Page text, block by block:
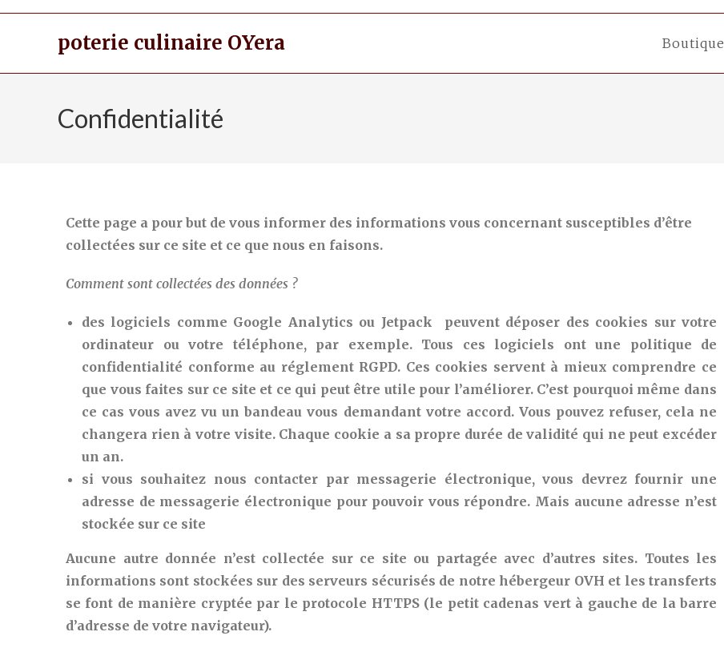
poterie culinaire OYera Boutique
Confidentialité
Cette page a pour but de vous informer des informations vous concernant susceptibles d’être
collectées sur ce site et ce que nous en faisons.
Comment sont collectées des données ?
des logiciels comme Google Analytics ou Jetpack peuvent déposer des cookies sur votre
ordinateur ou votre téléphone, par exemple. Tous ces logiciels ont une politique de
confidentialité conforme au réglement RGPD. Ces cookies servent à mieux comprendre ce
que vous faites sur ce site et ce qui peut être utile pour l’améliorer. C’est pourquoi même dans
ce cas vous avez vu un bandeau vous demandant votre accord. Vous pouvez refuser, cela ne
changera rien à votre visite. Chaque cookie a sa propre durée de validité qui ne peut excéder
un an.
si vous souhaitez nous contacter par messagerie électronique, vous devrez fournir une
adresse de messagerie électronique pour pouvoir vous répondre. Mais aucune adresse n’est
stockée sur ce site
Aucune autre donnée n’est collectée sur ce site ou partagée avec d’autres sites. Toutes les
informations sont stockées sur des serveurs sécurisés de notre hébergeur OVH et les transferts
se font de manière cryptée par le protocole HTTPS (le petit cadenas vert à gauche de la barre
d’adresse de votre navigateur).